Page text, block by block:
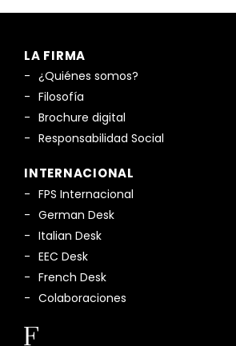
LA FIRMA
¿Quiénes somos?
Filosofía
Brochure digital
Responsabilidad Social
INTERNACIONAL
FPS Internacional
German Desk
Italian Desk
EEC Desk
French Desk
Colaboraciones